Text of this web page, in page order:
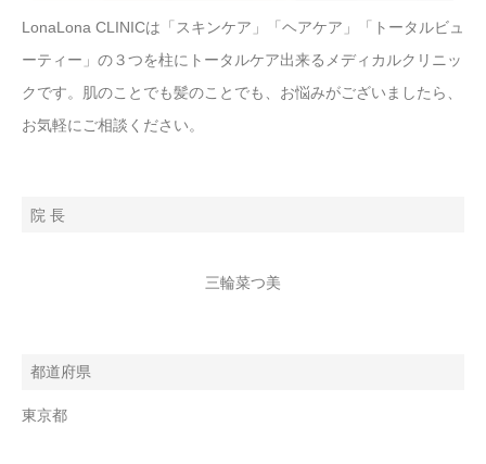
LonaLona CLINICは「スキンケア」「ヘアケア」「トータルビュ
ーティー」の３つを柱にトータルケア出来るメディカルクリニッ
クです。肌のことでも髪のことでも、お悩みがございましたら、
お気軽にご相談ください。
院 長
三輪菜つ美
都道府県
東京都